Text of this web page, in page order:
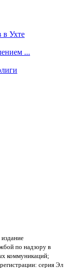
в Ухте
...
по надзору в
коммуникаций;
серия Эл